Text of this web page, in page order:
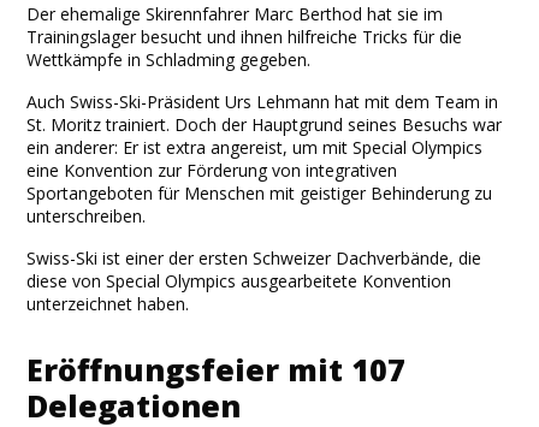
Der ehemalige Skirennfahrer Marc Berthod hat sie im
Trainingslager besucht und ihnen hilfreiche Tricks für die
Wettkämpfe in Schladming gegeben.
Auch Swiss-Ski-Präsident Urs Lehmann hat mit dem Team in
St. Moritz trainiert. Doch der Hauptgrund seines Besuchs war
ein anderer: Er ist extra angereist, um mit Special Olympics
eine Konvention zur Förderung von integrativen
Sportangeboten für Menschen mit geistiger Behinderung zu
unterschreiben.
Swiss-Ski ist einer der ersten Schweizer Dachverbände, die
diese von Special Olympics ausgearbeitete Konvention
unterzeichnet haben.
Eröffnungsfeier mit 107
Delegationen